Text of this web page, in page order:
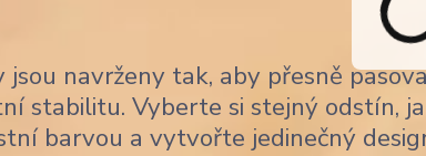
jsou navrženy tak, aby přesně
stabilitu. Vyberte si stejný odstín,
barvou a vytvořte jedinečný